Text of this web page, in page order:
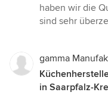
haben wir die
sind sehr
gamma
in Saarpfalz-